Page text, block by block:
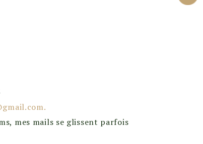
mes mails se glissent parfois